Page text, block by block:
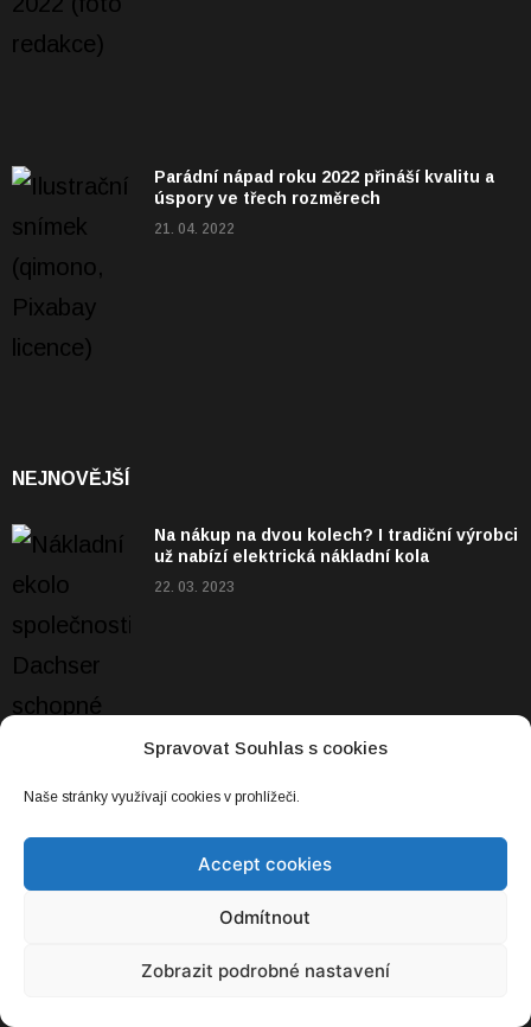
Spravovat Souhlas s cookies
Naše stránky využívají cookies v prohlížeči.
Accept cookies
Odmítnout
Zobrazit podrobné nastavení
Parádní nápad roku 2022 přináší kvalitu a
úspory ve třech rozměrech
21. 04. 2022
NEJNOVĚJŠÍ
Na nákup na dvou kolech? I tradiční výrobci
už nabízí elektrická nákladní kola
22. 03. 2023